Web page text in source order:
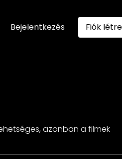
Bejelentkezés Fiók
azonban a filmek